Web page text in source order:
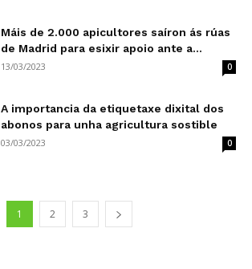
Máis de 2.000 apicultores saíron ás rúas
de Madrid para esixir apoio ante a...
13/03/2023 0
A importancia da etiquetaxe dixital dos
abonos para unha agricultura sostible
03/03/2023 0
1 2 3